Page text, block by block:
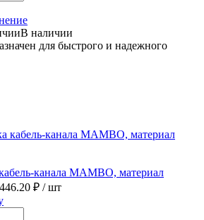
В наличии
для быстрого и надежного
канала MAMBO, материал
₽ / шт